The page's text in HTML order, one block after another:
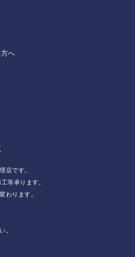
へ
店です。
等承ります。
わります。
。